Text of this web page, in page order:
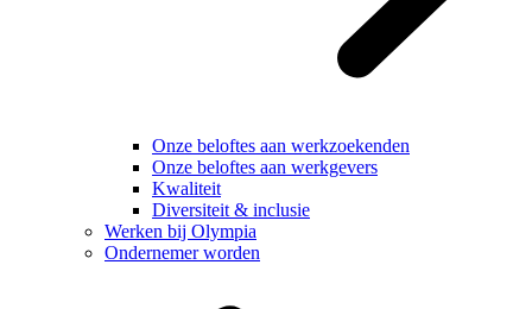
Onze beloftes aan werkzoekenden
Onze beloftes aan werkgevers
Kwaliteit
Diversiteit & inclusie
Werken bij Olympia
Ondernemer worden